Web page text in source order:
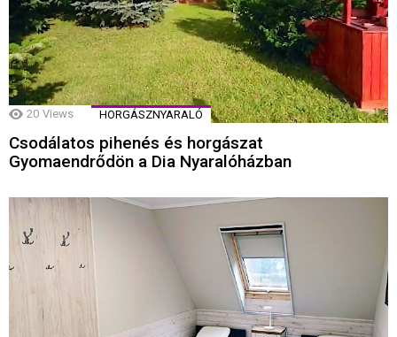
20 Views HORGÁSZNYARALÓ
Csodálatos pihenés és horgászat
Gyomaendrődön a Dia Nyaralóházban